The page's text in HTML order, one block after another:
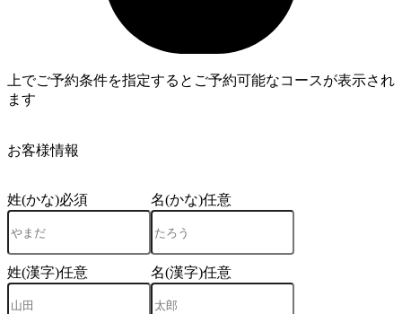
上でご予約条件を指定するとご予約可能なコースが表示され
ます
お客様情報
姓(かな)必須 名(かな)任意
姓(漢字)任意 名(漢字)任意